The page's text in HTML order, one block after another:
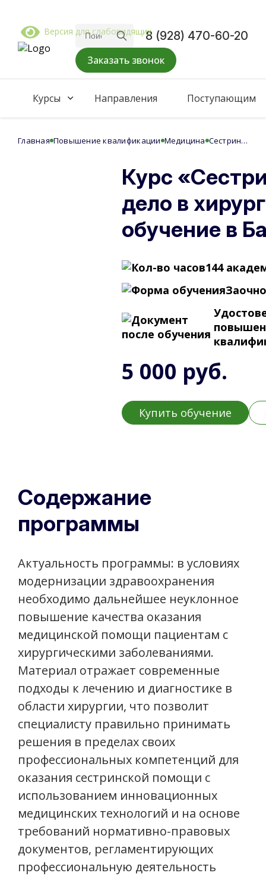
Версия для слабовидящих8 (928) 470-60-20
Заказать звонок
Курсы Направления Поступающим
Главная Повышение квалификации Медицина Сестринское дело в хирургии
Курс
дело в
обучение в
144
Заочно
5 000 руб.
Купить обучение
Содержание
программы
Актуальность программы: в условиях
модернизации здравоохранения
необходимо дальнейшее неуклонное
повышение качества оказания
медицинской помощи пациентам с
хирургическими заболеваниями.
Материал отражает современные
подходы к лечению и диагностике в
области хирургии, что позволит
специалисту правильно принимать
решения в пределах своих
профессиональных компетенций для
оказания сестринской помощи с
использованием инновационных
медицинских технологий и на основе
требований нормативно-правовых
документов, регламентирующих
профессиональную деятельность